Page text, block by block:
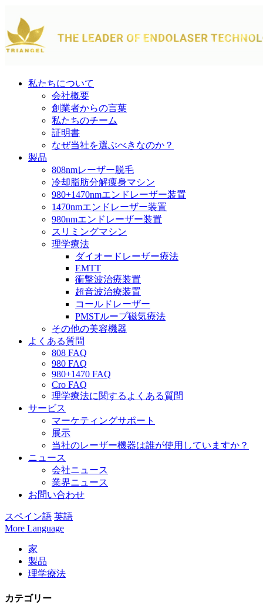
私たちについて
会社概要
創業者からの言葉
私たちのチーム
証明書
なぜ当社を選ぶべきなのか？
製品
808nmレーザー脱毛
冷却脂肪分解痩身マシン
980+1470nmエンドレーザー装置
1470nmエンドレーザー装置
980nmエンドレーザー装置
スリミングマシン
理学療法
ダイオードレーザー療法
EMTT
衝撃波治療装置
超音波治療装置
コールドレーザー
PMSTループ磁気療法
その他の美容機器
よくある質問
808 FAQ
980 FAQ
980+1470 FAQ
Cro FAQ
理学療法に関するよくある質問
サービス
マーケティングサポート
展示
当社のレーザー機器は誰が使用していますか？
ニュース
会社ニュース
業界ニュース
お問い合わせ
スペイン語 英語
More Language
家
製品
理学療法
カテゴリー